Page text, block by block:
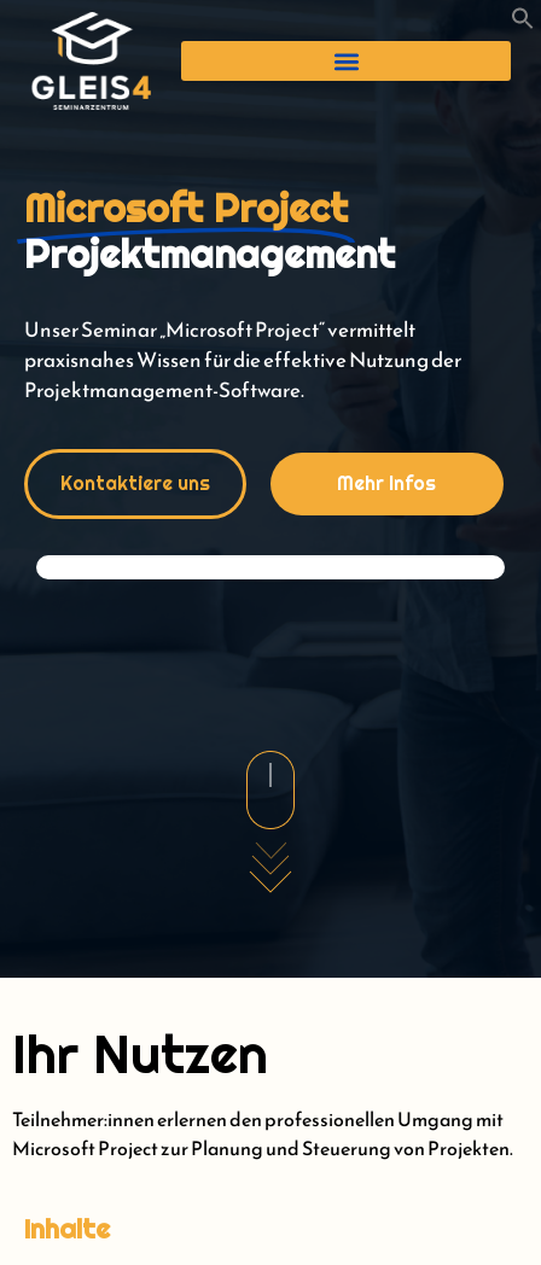
Microsoft Project
Projektmanagement
Unser Seminar „Microsoft Project“ vermittelt
praxisnahes Wissen für die effektive Nutzung der
Projektmanagement-Software.
Mehr Infos
Kontaktiere uns
Ihr Nutzen
Teilnehmer:innen erlernen den professionellen Umgang mit
Microsoft Project zur Planung und Steuerung von Projekten.
Inhalte